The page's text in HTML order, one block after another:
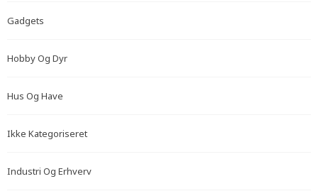
Gadgets
Hobby Og Dyr
Hus Og Have
Ikke Kategoriseret
Industri Og Erhverv